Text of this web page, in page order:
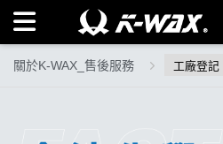
工廠登記 | K-WAX台灣汽車美容材料
關於K-WAX_售後服務